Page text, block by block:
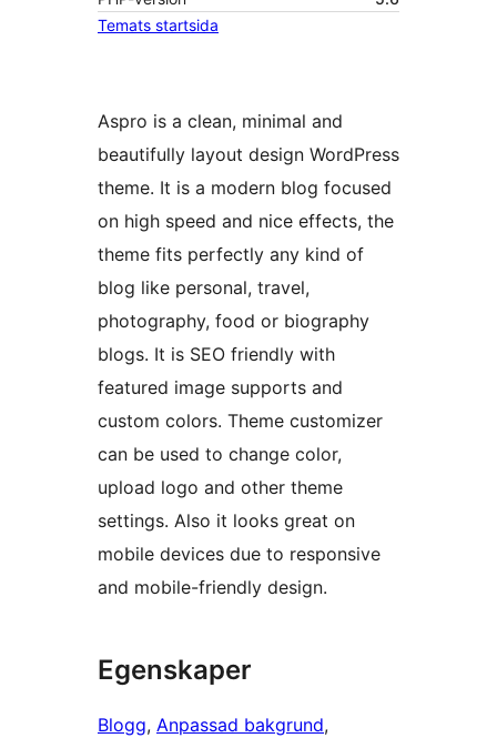
Temats startsida
Aspro is a clean, minimal and
beautifully layout design WordPress
theme. It is a modern blog focused
on high speed and nice effects, the
theme fits perfectly any kind of
blog like personal, travel,
photography, food or biography
blogs. It is SEO friendly with
featured image supports and
custom colors. Theme customizer
can be used to change color,
upload logo and other theme
settings. Also it looks great on
mobile devices due to responsive
and mobile-friendly design.
Egenskaper
Blogg, Anpassad bakgrund